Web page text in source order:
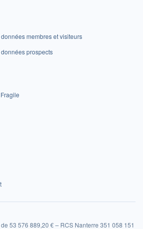
membres et visiteurs
prospects
53 576 889,20 € – RCS Nanterre 351 058 151